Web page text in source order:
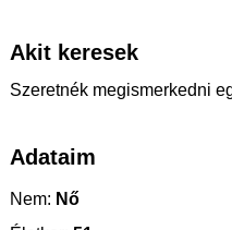
Akit keresek
Szeretnék megismerkedni
Adataim
Nem: Nő